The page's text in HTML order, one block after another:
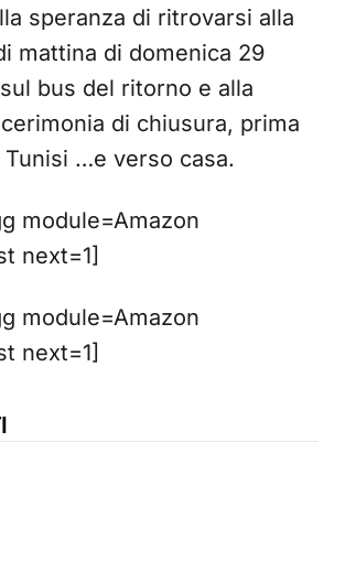
speranza di ritrovarsi alla
mattina di domenica 29
bus del ritorno e alla
di chiusura, prima
…e verso casa.
module=Amazon
next=1]
module=Amazon
next=1]